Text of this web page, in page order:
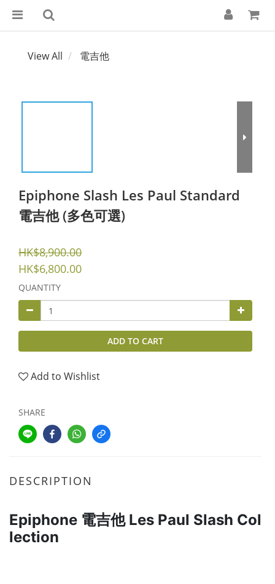
View All 電吉他
Epiphone Slash Les Paul Standard
電吉他 (多色可選)
HK$8,900.00
HK$6,800.00
QUANTITY
ADD TO CART
Add to Wishlist
SHARE
DESCRIPTION
Epiphone 電吉他 Les Paul Slash Col
lection